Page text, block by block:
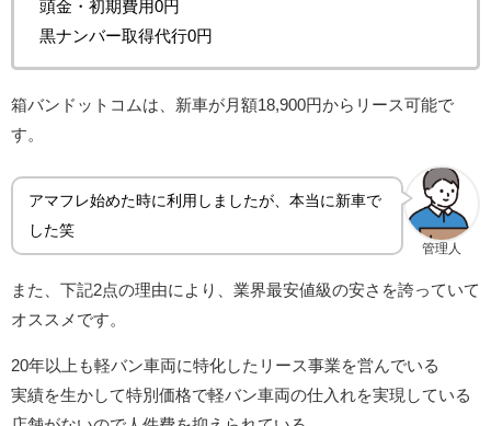
頭金・初期費用0円
黒ナンバー取得代行0円
箱バンドットコムは、新車が月額18,900円からリース可能で
す。
管理人
アマフレ始めた時に利用しましたが、本当に新車で
した笑
また、下記2点の理由により、業界最安値級の安さを誇っていて
オススメです。
20年以上も軽バン車両に特化したリース事業を営んでいる
実績を生かして特別価格で軽バン車両の仕入れを実現している